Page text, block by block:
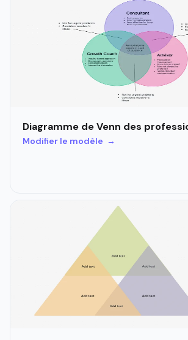
Diagramme de Venn des
Modifier le modèle →